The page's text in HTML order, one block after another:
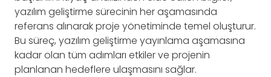
yazılım geliştirme sürecinin her aşamasında
referans alınarak proje yönetiminde temel oluşturur.
Bu süreç, yazılım geliştirme yayınlama aşamasına
kadar olan tüm adımları etkiler ve projenin
planlanan hedeflere ulaşmasını sağlar.